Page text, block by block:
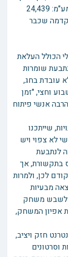
דרישת התשלום על פיתוח האפליקציה ללא מע"מ: 24,439
המקדמה שכבר
הכולל העלאת
שומרות
עובדת בחג,
וחצי, "זמן
אנשי פיתוח
שייתכנו
לא צפוי ויש
לנתבעת
בתקשורת, אך
לכן, ולמרות
מבעיות
לשבש משחק
אפיון המשחק,
חזק ויציב,
וסרטונים